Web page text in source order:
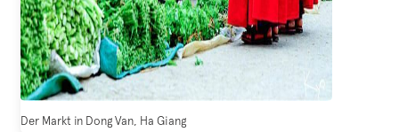
Der Markt in Dong Van, Ha Giang